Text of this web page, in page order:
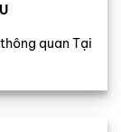
quan Tại